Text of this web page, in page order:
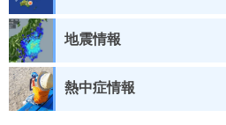
地震情報
熱中症情報